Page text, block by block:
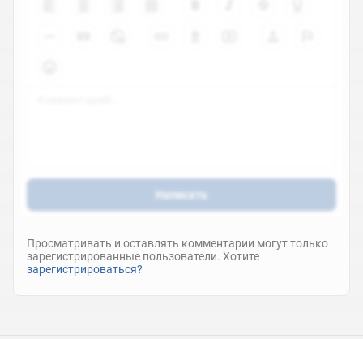
Написать
Просматривать и оставлять комментарии могут только
зарегистрированные пользователи. Хотите
зарегистрироваться?